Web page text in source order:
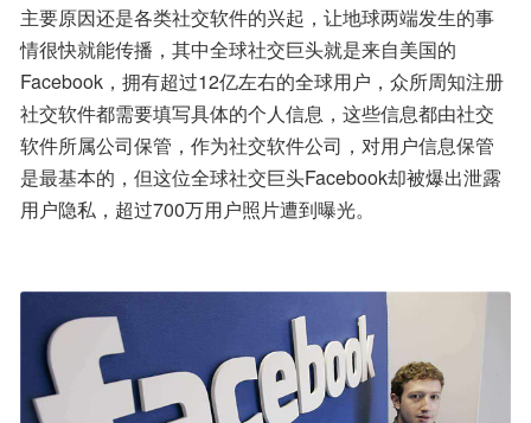
主要原因还是各类社交软件的兴起，让地球两端发生的事
情很快就能传播，其中全球社交巨头就是来自美国的
Facebook，拥有超过12亿左右的全球用户，众所周知注册
社交软件都需要填写具体的个人信息，这些信息都由社交
软件所属公司保管，作为社交软件公司，对用户信息保管
是最基本的，但这位全球社交巨头Facebook却被爆出泄露
用户隐私，超过700万用户照片遭到曝光。